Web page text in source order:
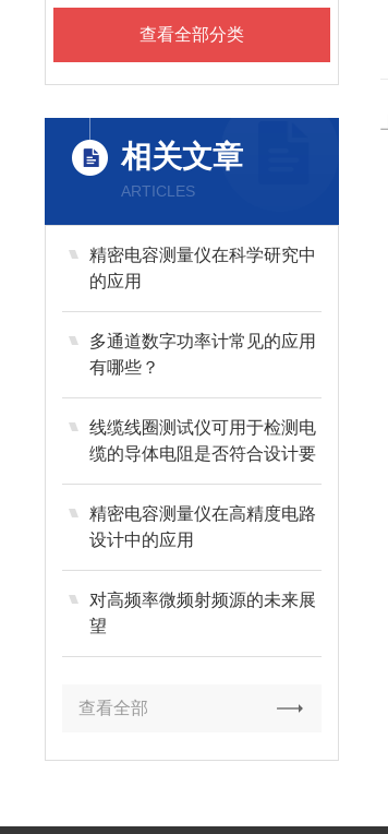
查看全部分类
相关文章
ARTICLES
精密电容测量仪在科学研究中
的应用
多通道数字功率计常见的应用
有哪些？
线缆线圈测试仪可用于检测电
缆的导体电阻是否符合设计要
求
精密电容测量仪在高精度电路
设计中的应用
对高频率微频射频源的未来展
望
查看全部